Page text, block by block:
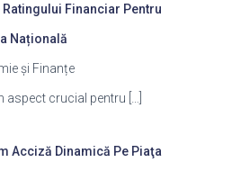
Financiar Pentru
Națională
și Finanțe
aspect crucial pentru
Acciză Dinamică Pe Piaţa